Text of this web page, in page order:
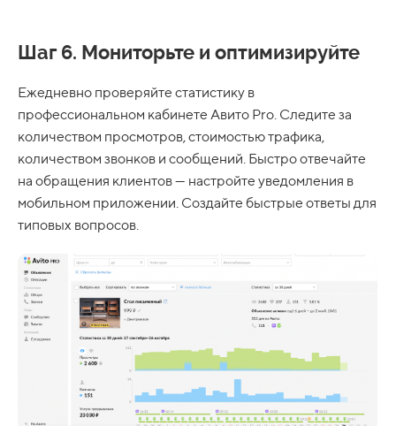
Шаг 6. Мониторьте и оптимизируйте
Ежедневно проверяйте статистику в
профессиональном кабинете Авито Pro. Следите за
количеством просмотров, стоимостью трафика,
количеством звонков и сообщений. Быстро отвечайте
на обращения клиентов — настройте уведомления в
мобильном приложении. Создайте быстрые ответы для
типовых вопросов.